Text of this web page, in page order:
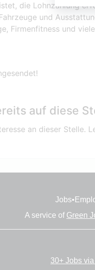
die Lohnzahlung
und
Firmenfitness und
auf diese
an dieser Stelle.
Jobs•
A service of Green
30+ Jobs